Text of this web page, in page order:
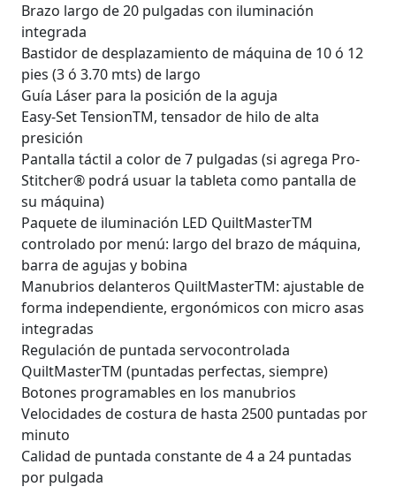
Brazo largo de 20 pulgadas con iluminación
integrada
Bastidor de desplazamiento de máquina de 10 ó 12
pies (3 ó 3.70 mts) de largo
Guía Láser para la posición de la aguja
Easy-Set TensionTM, tensador de hilo de alta
presición
Pantalla táctil a color de 7 pulgadas (si agrega Pro-
Stitcher® podrá usuar la tableta como pantalla de
su máquina)
Paquete de iluminación LED QuiltMasterTM
controlado por menú: largo del brazo de máquina,
barra de agujas y bobina
Manubrios delanteros QuiltMasterTM: ajustable de
forma independiente, ergonómicos con micro asas
integradas
Regulación de puntada servocontrolada
QuiltMasterTM (puntadas perfectas, siempre)
Botones programables en los manubrios
Velocidades de costura de hasta 2500 puntadas por
minuto
Calidad de puntada constante de 4 a 24 puntadas
por pulgada